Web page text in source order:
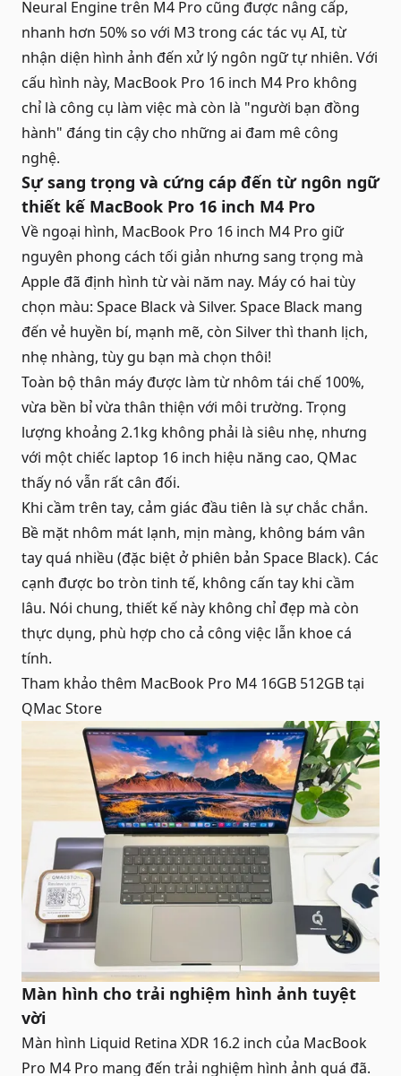
Neural Engine trên M4 Pro cũng được nâng cấp,
nhanh hơn 50% so với M3 trong các tác vụ AI, từ
nhận diện hình ảnh đến xử lý ngôn ngữ tự nhiên. Với
cấu hình này, MacBook Pro 16 inch M4 Pro không
chỉ là công cụ làm việc mà còn là "người bạn đồng
hành" đáng tin cậy cho những ai đam mê công
nghệ.
Sự sang trọng và cứng cáp đến từ ngôn ngữ
thiết kế MacBook Pro 16 inch M4 Pro
Về ngoại hình, MacBook Pro 16 inch M4 Pro giữ
nguyên phong cách tối giản nhưng sang trọng mà
Apple đã định hình từ vài năm nay. Máy có hai tùy
chọn màu: Space Black và Silver. Space Black mang
đến vẻ huyền bí, mạnh mẽ, còn Silver thì thanh lịch,
nhẹ nhàng, tùy gu bạn mà chọn thôi!
Toàn bộ thân máy được làm từ nhôm tái chế 100%,
vừa bền bỉ vừa thân thiện với môi trường. Trọng
lượng khoảng 2.1kg không phải là siêu nhẹ, nhưng
với một chiếc laptop 16 inch hiệu năng cao, QMac
thấy nó vẫn rất cân đối.
Khi cầm trên tay, cảm giác đầu tiên là sự chắc chắn.
Bề mặt nhôm mát lạnh, mịn màng, không bám vân
tay quá nhiều (đặc biệt ở phiên bản Space Black). Các
cạnh được bo tròn tinh tế, không cấn tay khi cầm
lâu. Nói chung, thiết kế này không chỉ đẹp mà còn
thực dụng, phù hợp cho cả công việc lẫn khoe cá
tính.
Tham khảo thêm MacBook Pro M4 16GB 512GBtại
QMac Store
Màn hình cho trải nghiệm hình ảnh tuyệt
vời
Màn hình Liquid Retina XDR 16.2 inch của MacBook
Pro M4 Pro mang đến trải nghiệm hình ảnh quá đã.